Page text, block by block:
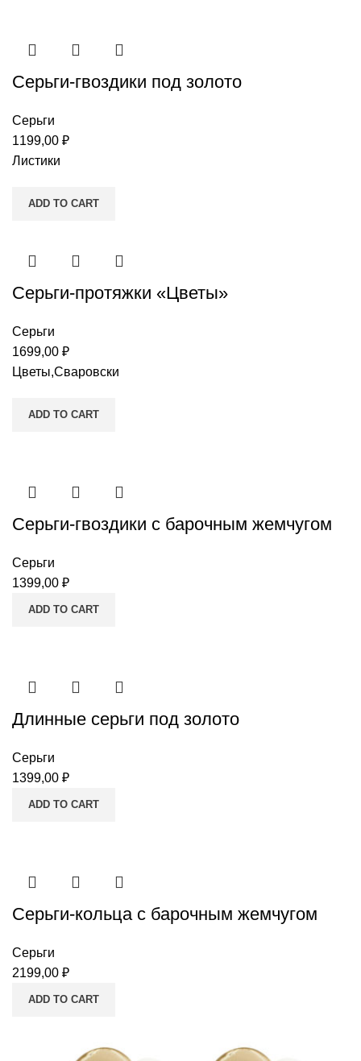
Серьги-гвоздики под золото
Серьги
1199,00 ₽
Листики
ADD TO CART
Серьги-протяжки «Цветы»
Серьги
1699,00 ₽
Цветы,Сваровски
ADD TO CART
Серьги-гвоздики с барочным жемчугом
Серьги
1399,00 ₽
ADD TO CART
Длинные серьги под золото
Серьги
1399,00 ₽
ADD TO CART
Серьги-кольца с барочным жемчугом
Серьги
2199,00 ₽
ADD TO CART